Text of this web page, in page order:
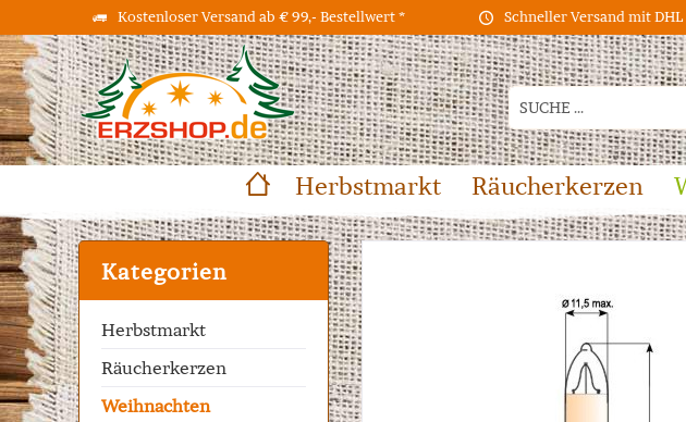
Kostenloser Versand ab € 99,- Bestellwert * Schneller Versand mit
Herbstmarkt Räucherkerzen
Kategorien
Herbstmarkt
Räucherkerzen
Weihnachten